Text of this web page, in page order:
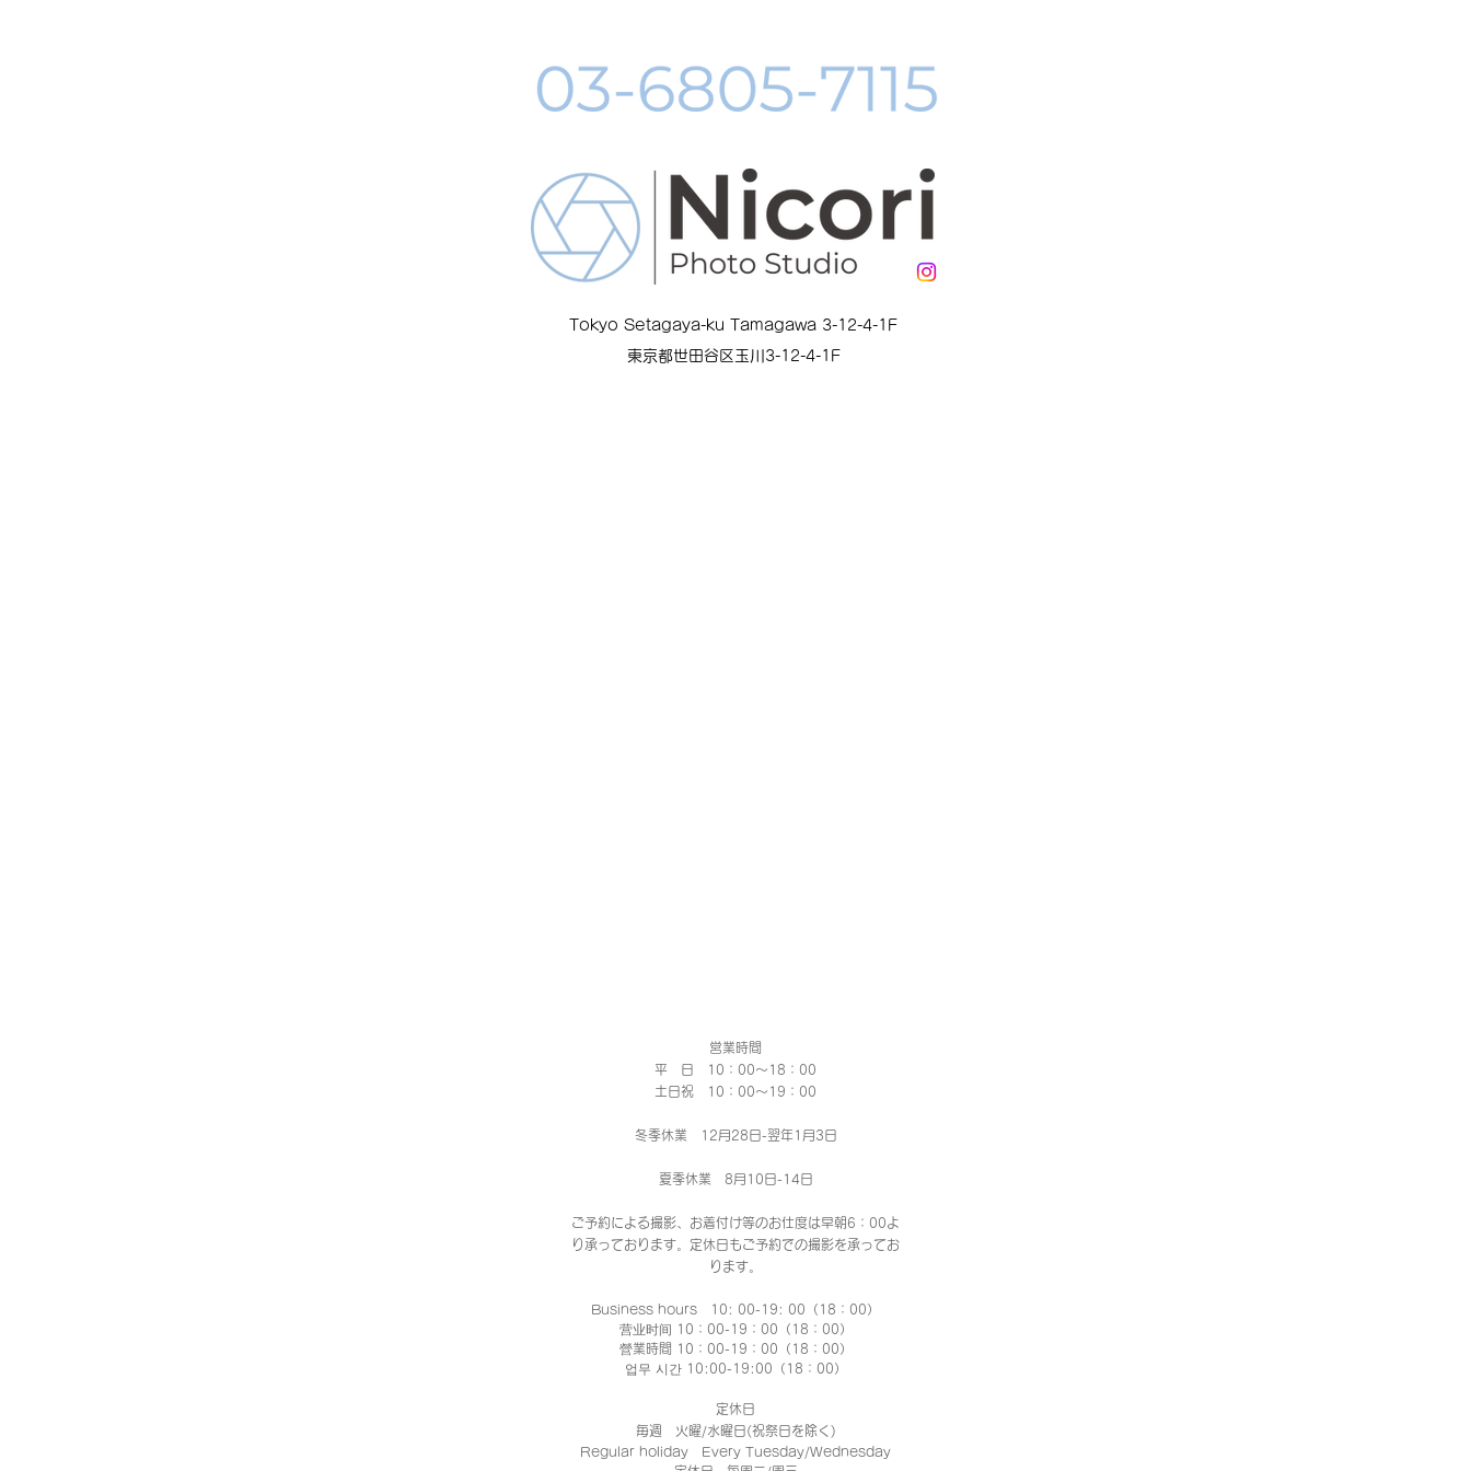
Tokyo Setagaya-ku Tamagawa 3-12-4-1F
東京都世田谷区玉川3-12-4-1F
営業時間
平 日 10：00～18：00​
土日祝 10：00～19：00
冬季休業 12月28日-翌年1月3日
夏季休業 8月10日-14日
ご予約による撮影、お着付け等のお仕度は早朝6：00よ
り承っております。定休日もご予約での撮影を承ってお
ります。
Business hours 10: 00-19: 00（18：00）
营业时间 10：00-19：00（18：00）
營業時間 10：00-19：00（18：00）
업무 시간 10:00-19:00（18：00）
定休日
毎週 火曜/水曜日(祝祭日を除く)
Regular holiday Every Tuesday/Wednesday